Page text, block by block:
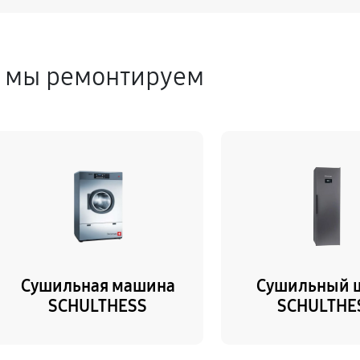
мы ремонтируем
Сушильная машина
SCHULTHESS
Сушильный